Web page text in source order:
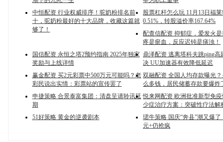
中恒配资 行业权威排序！驼奶粉排名前
十，驼奶粉最好的十大品牌，收藏这篇就
够了！
股票杠杆怎么玩 11月13日福
0.51%，转股溢价率167.64%
配查信配资 抑郁症，爱发火
疼是瘀血，反应迟钝是痰浊！
国信配资 永恒之塔2预约指南 2025年独家
奖励与上线详情
鼎泽配资 逃离塔科夫跳ping高
决 UU加速器有效降低延迟
赢金配资 买2元彩票中500万元可能吗？老
彩民说出实情：彩票站的宣传罢了
双融配资 全国人均存款曝光
么多钱，居民储蓄存款要爆炸
申捷策略 合景泰富集团：清盘呈请聆讯延
期
悦来网配资 欧洲批准新型免
少症治疗方案：突破性疗法解
51好策略 黄金的逆袭剧本
珺牛策略 国庆“奔县”潮又爆了
元+仍抢疯